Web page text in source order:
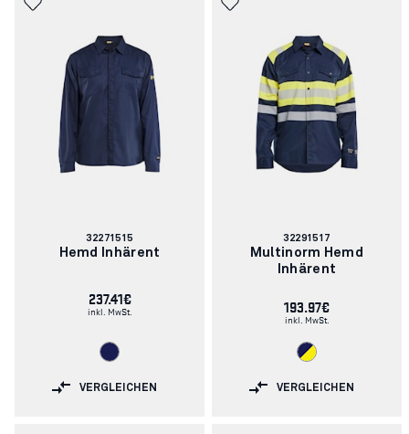
Artikelnummer:
32271515
Hemd Inhärent
237.41€
inkl. MwSt.
VERGLEICHEN
Artikelnummer:
32291517
Multinorm Hemd
Inhärent
193.97€
inkl. MwSt.
VERGLEICHEN